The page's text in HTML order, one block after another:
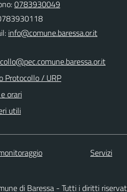
0783930049
Protocollo / URP
orari
utili
Servizi
di Baressa - Tutti i diritti